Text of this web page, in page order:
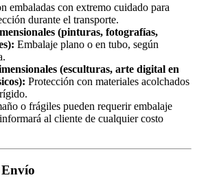
embaladas con extremo cuidado para
durante el transporte.
(pinturas, fotografías,
Embalaje plano o en tubo, según
(esculturas, arte digital en
Protección con materiales acolchados
o frágiles pueden requerir embalaje
al cliente de cualquier costo